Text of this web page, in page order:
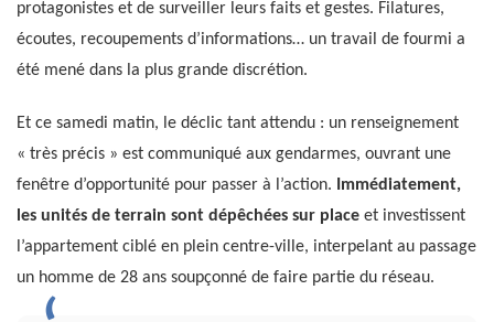
protagonistes et de surveiller leurs faits et gestes. Filatures,
écoutes, recoupements d’informations… un travail de fourmi a
été mené dans la plus grande discrétion.
Et ce samedi matin, le déclic tant attendu : un renseignement
« très précis » est communiqué aux gendarmes, ouvrant une
fenêtre d’opportunité pour passer à l’action. Immédiatement,
les unités de terrain sont dépêchées sur place et investissent
l’appartement ciblé en plein centre-ville, interpelant au passage
un homme de 28 ans soupçonné de faire partie du réseau.